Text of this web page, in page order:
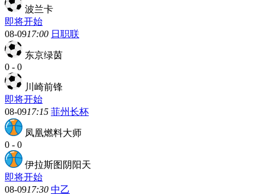
波兰卡
即将开始
08-0917:00 日职联
东京绿茵
0 - 0
川崎前锋
即将开始
08-0917:15 菲州长杯
凤凰燃料大师
0 - 0
伊拉斯图阴阳天
即将开始
08-0917:30 中乙